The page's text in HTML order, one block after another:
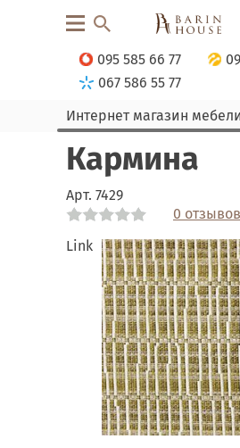
095 585 66 77
067 586 55 77
Интернет магазин мебели
Кармина
Арт. 7429
0 отзывов
Link